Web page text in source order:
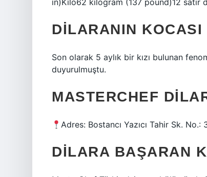
in)Kilo62 kilogram (137 pound)12 satır
DILARANIN KOCASI
Son olarak 5 aylık bir kızı bulunan
duyurulmuştu.
MASTERCHEF
Adres: Bostancı Yazıcı Tahir Sk.
DILARA BAŞARAN